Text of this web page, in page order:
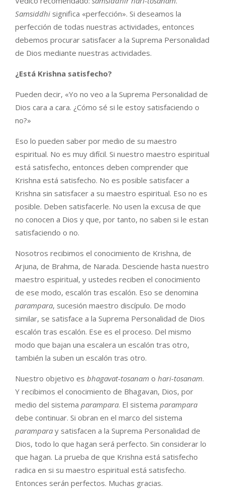
Samsiddhi significa «perfección». Si deseamos la
perfección de todas nuestras actividades, entonces
debemos procurar satisfacer a la Suprema Personalidad
de Dios mediante nuestras actividades.
¿Está Krishna satisfecho?
Pueden decir, «Yo no veo a la Suprema Personalidad de
Dios cara a cara. ¿Cómo sé si le estoy satisfaciendo o
no?»
Eso lo pueden saber por medio de su maestro
espiritual. No es muy difícil. Si nuestro maestro espiritual
está satisfecho, entonces deben comprender que
Krishna está satisfecho. No es posible satisfacer a
Krishna sin satisfacer a su maestro espiritual. Eso no es
posible. Deben satisfacerle. No usen la excusa de que
no conocen a Dios y que, por tanto, no saben si le estan
satisfaciendo o no.
Nosotros recibimos el conocimiento de Krishna, de
Arjuna, de Brahma, de Narada. Desciende hasta nuestro
maestro espiritual, y ustedes reciben el conocimiento
de ese modo, escalón tras escalón. Eso se denomina
parampara, sucesión maestro discípulo. De modo
similar, se satisface a la Suprema Personalidad de Dios
escalón tras escalón. Ese es el proceso. Del mismo
modo que bajan una escalera un escalón tras otro,
también la suben un escalón tras otro.
Nuestro objetivo es bhagavat-tosanam o hari-tosanam.
Y recibimos el conocimiento de Bhagavan, Dios, por
medio del sistema parampara. El sistema parampara
debe continuar. Si obran en el marco del sistema
parampara y satisfacen a la Suprema Personalidad de
Dios, todo lo que hagan será perfecto. Sin considerar lo
que hagan. La prueba de que Krishna está satisfecho
radica en si su maestro espiritual está satisfecho.
Entonces serán perfectos. Muchas gracias.